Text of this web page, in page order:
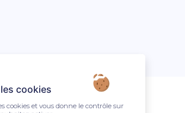
cookies
cookies et vous donne le contrôle sur